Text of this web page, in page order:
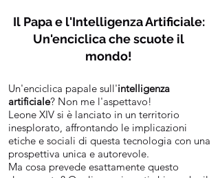
Il Papa e l'Intelligenza Artificiale:
Un'enciclica che scuote il
mondo!
Un'enciclica papale sull'intelligenza
artificiale? Non me l'aspettavo!
Leone XIV si è lanciato in un territorio
inesplorato, affrontando le implicazioni
etiche e sociali di questa tecnologia con una
prospettiva unica e autorevole.
Ma cosa prevede esattamente questo